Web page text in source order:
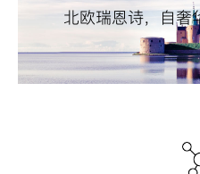
北欧瑞恩诗，自奢